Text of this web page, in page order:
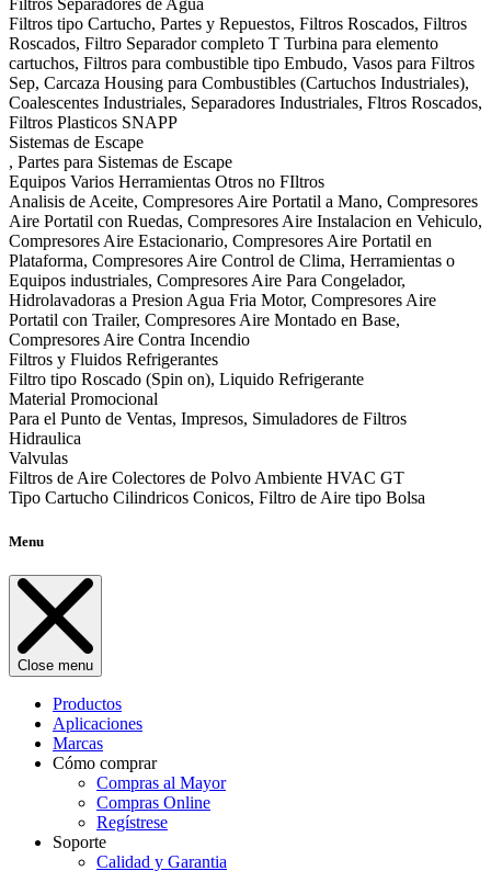
Filtros Separadores de Agua
Filtros tipo Cartucho, Partes y Repuestos, Filtros Roscados, Filtros
Roscados, Filtro Separador completo T Turbina para elemento
cartuchos, Filtros para combustible tipo Embudo, Vasos para Filtros
Sep, Carcaza Housing para Combustibles (Cartuchos Industriales),
Coalescentes Industriales, Separadores Industriales, Fltros Roscados,
Filtros Plasticos SNAPP
Sistemas de Escape
, Partes para Sistemas de Escape
Equipos Varios Herramientas Otros no FIltros
Analisis de Aceite, Compresores Aire Portatil a Mano, Compresores
Aire Portatil con Ruedas, Compresores Aire Instalacion en Vehiculo,
Compresores Aire Estacionario, Compresores Aire Portatil en
Plataforma, Compresores Aire Control de Clima, Herramientas o
Equipos industriales, Compresores Aire Para Congelador,
Hidrolavadoras a Presion Agua Fria Motor, Compresores Aire
Portatil con Trailer, Compresores Aire Montado en Base,
Compresores Aire Contra Incendio
Filtros y Fluidos Refrigerantes
Filtro tipo Roscado (Spin on), Liquido Refrigerante
Material Promocional
Para el Punto de Ventas, Impresos, Simuladores de Filtros
Hidraulica
Valvulas
Filtros de Aire Colectores de Polvo Ambiente HVAC GT
Tipo Cartucho Cilindricos Conicos, Filtro de Aire tipo Bolsa
Menu
Close menu
Productos
Aplicaciones
Marcas
Cómo comprar
Compras al Mayor
Compras Online
Regístrese
Soporte
Calidad y Garantia